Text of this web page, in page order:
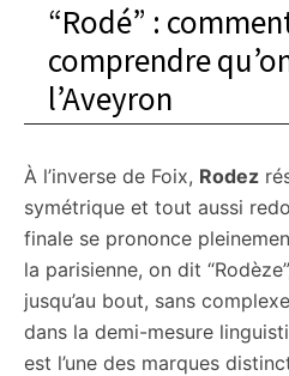
“Rodé” :
comprendre
l’Aveyron
À l’inverse de Foix, Rodez
symétrique et tout aussi
finale se prononce
la parisienne, on dit
jusqu’au bout, sans
dans la demi-mesure
est l’une des marques